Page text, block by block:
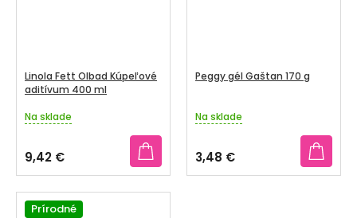
Linola Fett Olbad Kúpeľové
aditívum 400 ml
Priemerné
produktu
je
4,3
z
Na sklade
9,42 €
Peggy gél Gaštan 170 g
Priemerné
produktu
je
2,7
Na sklade
3,48 €
Prírodné